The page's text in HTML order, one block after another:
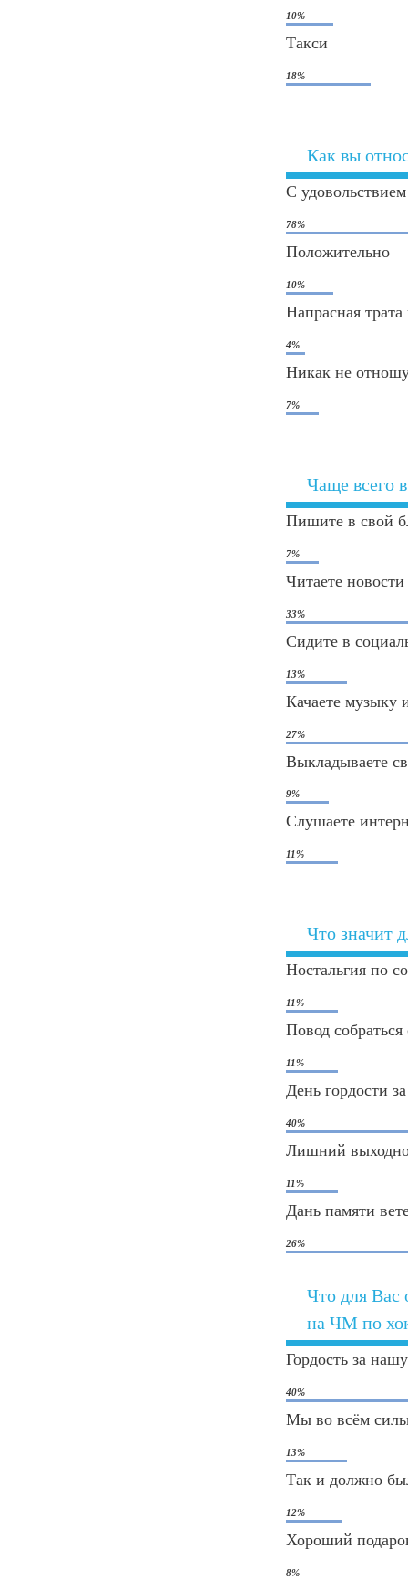
10%
Такси
18%
Как вы
С
78%
Положительно
10%
Напрасная
4%
Никак не
7%
Чаще всего
Пишите в свой
7%
Читаете
33%
Сидите в
13%
Качаете музыку
27%
Выкладываете
9%
Слушаете
11%
Что значит
Ностальгия по
11%
Повод собраться
11%
День гордости
40%
Лишний
11%
Дань памяти
26%
Что для Вас
на ЧМ по
Гордость за
40%
Мы во всём
13%
Так и должно
12%
Хороший
8%